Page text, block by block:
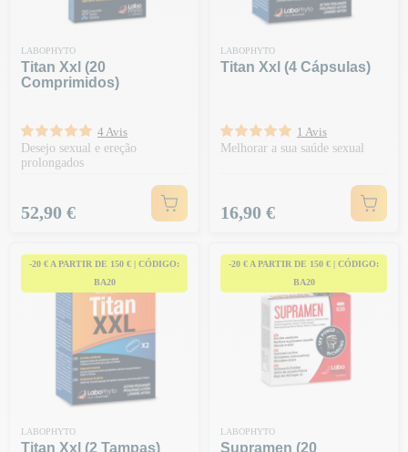
LABOPHYTO
Titan Xxl (20
Comprimidos)
4 Avis
Desejo sexual e ereção
prolongados
Preço
52,90 €
LABOPHYTO
Titan Xxl (4 Cápsulas)
1 Avis
Melhorar a sua saúde sexual
Preço
16,90 €
-20 € A PARTIR DE 150 € | CÓDIGO:
BA20
LABOPHYTO
Titan Xxl (2 Tampas)
-20 € A PARTIR DE 150 € | CÓDIGO:
BA20
LABOPHYTO
Supramen (20